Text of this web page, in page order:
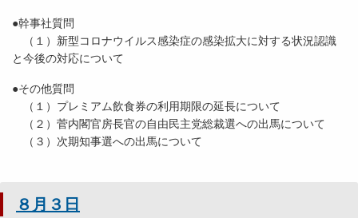
●幹事社質問
（１）新型コロナウイルス感染症の感染拡大に対する状況認識
と今後の対応について
●その他質問
（１）プレミアム飲食券の利用期限の延長について
（２）菅内閣官房長官の自由民主党総裁選への出馬について
（３）次期知事選への出馬について
８月３日